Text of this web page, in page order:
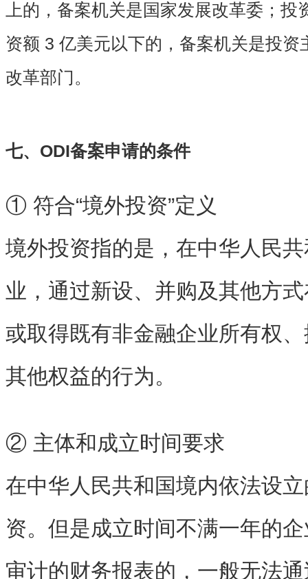
上的，备案机关是国家发展改革委；投
资额 3 亿美元以下的，备案机关是投资
改革部门。
七、 ODI备案申请的条件
① 符合“境外投资”定义
境外投资指的是，在中华人民
业，通过新设、并购及其他方
或取得既有非金融企业所有权
其他权益的行为。
② 主体和成立时间要求
在中华人民共和国境内依法设
资。但是成立时间不满一年的
审计的财务报表的，一般无法